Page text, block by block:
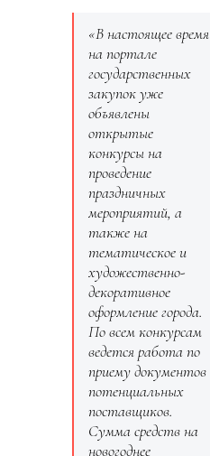
«В настоящее время
на портале
государственных
закупок уже
объявлены
открытые
конкурсы на
проведение
праздничных
мероприятий, а
также на
тематическое и
художественно-
декоративное
оформление города.
По всем конкурсам
ведется работа по
приему документов
потенциальных
поставщиков.
Сумма средств на
новогоднее